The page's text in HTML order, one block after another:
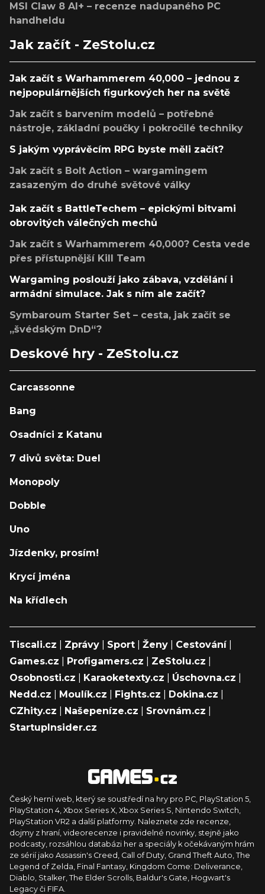
MSI Claw 8 AI+ – recenze nadupaného PC
handheldu
Jak začít - ZeStolu.cz
Jak začít s Warhammerem 40,000 – jednou z
nejpopulárnějších figurkových her na světě
Jak začít s barvením modelů – potřebné
nástroje, základní poučky i pokročilé techniky
S jakým vyprávěcím RPG byste měli začít?
Jak začít s Bolt Action – wargamingem
zasazeným do druhé světové války
Jak začít s BattleTechem – epickými bitvami
obrovitých válečných mechů
Jak začít s Warhammerem 40,000? Cesta vede
přes přístupnější Kill Team
Wargaming poslouží jako zábava, vzdělání i
armádní simulace. Jak s ním ale začít?
Symbaroum Starter Set – cesta, jak začít se
„švédským DnD“?
Deskové hry - ZeStolu.cz
Carcassonne
Bang
Osadníci z Katanu
7 divů světa: Duel
Monopoly
Dobble
Uno
Jízdenky, prosím!
Krycí jména
Na křídlech
Tiscali.cz Zprávy Sport Ženy Cestování|
Games.cz
Profigamers.cz ZeStolu.cz
Osobnosti.cz
Karaoketexty.cz Úschovna.cz
Nedd.cz
Moulík.cz Fights.cz Dokina.cz
CZhity.cz
Našepeníze.cz Srovnám.cz
StartupInsider.cz
Český herní web, který se soustředí na hry pro PC, PlayStation 5,
PlayStation 4, Xbox Series X, Xbox Series S, Nintendo Switch,
PlayStation VR2 a další platformy. Naleznete zde recenze,
dojmy z hraní, videorecenze i pravidelné novinky, stejně jako
podcasty, rozsáhlou databázi her a speciály k očekávaným hrám
ze sérií jako Assassin's Creed, Call of Duty, Grand Theft Auto, The
Legend of Zelda, Final Fantasy, Kingdom Come: Deliverance,
Diablo, Stalker, The Elder Scrolls, Baldur's Gate, Hogwart's
Legacy či FIFA.